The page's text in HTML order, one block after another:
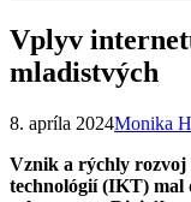
Vplyv
mladistvých
8. apríla 2024Monika
Vznik a rýchly rozvoj
technológií (IKT) mal